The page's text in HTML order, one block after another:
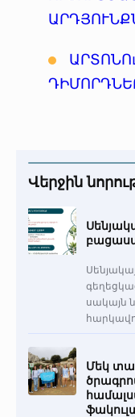
«Հերացի»
«Հերացի»
Վերջին
սակայն
Մեկ